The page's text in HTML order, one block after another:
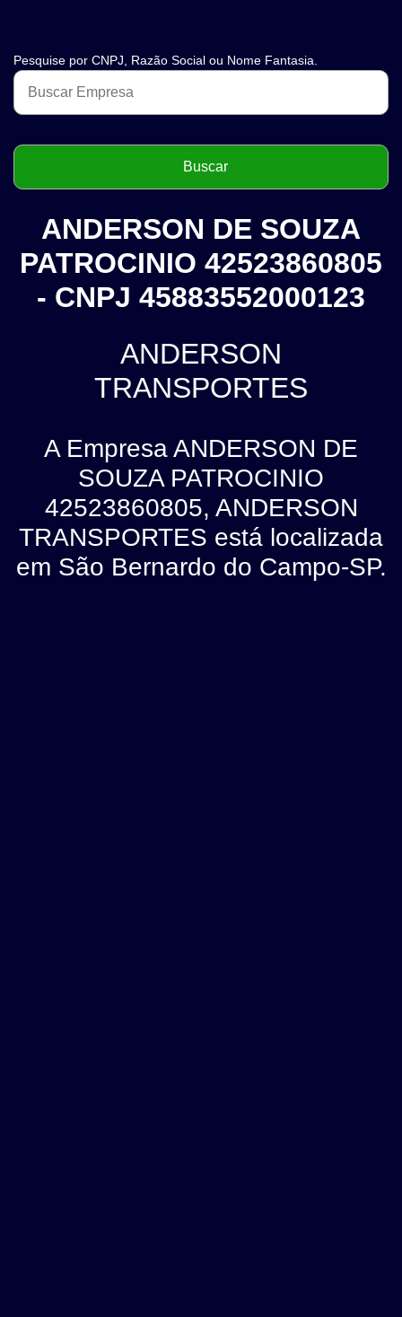
Pesquise por CNPJ, Razão Social ou Nome Fantasia.
ANDERSON DE SOUZA
PATROCINIO 42523860805
- CNPJ 45883552000123
ANDERSON
TRANSPORTES
A Empresa ANDERSON DE
SOUZA PATROCINIO
42523860805, ANDERSON
TRANSPORTES está localizada
em São Bernardo do Campo-SP.